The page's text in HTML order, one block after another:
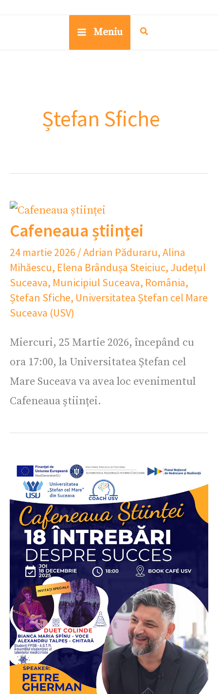
Meniu
Ștefan Sfiche
Cafeneaua științei
24 martie 2026 /Adrian Păduraru,Alina
Mihăescu, Elena Brândușa Steiciuc, Județul
Suceava, Municipiul Suceava, România,
Ștefan Sfiche, Universitatea Ștefan cel Mare
Suceava (USV)
Miercuri, 25 Martie 2026, începând cu
ora 17:00, la Universitatea Ștefan cel
Mare Suceava va avea loc evenimentul
Cafeneaua științei.